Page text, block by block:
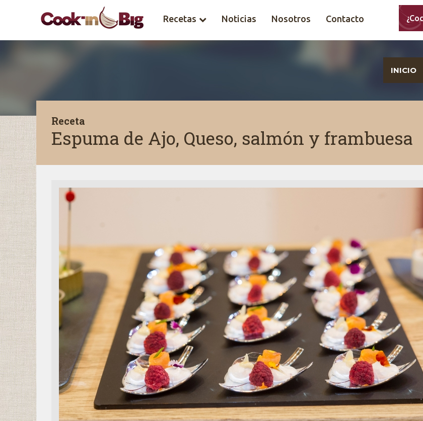
Recetas Noticias Nosotros Contacto
INICIO
Receta
Espuma de Ajo, Queso, salmón y frambuesa